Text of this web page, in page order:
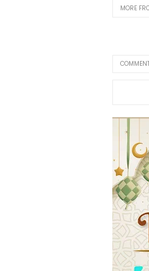
MORE